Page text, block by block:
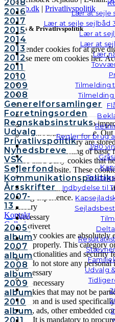
Lær at sejle
Lær at sejle sejlbåd
Lær at
Lær at
Lær
Tilmelding
Regler for brug
J/80
Indbydelse til
Udvalg
2018
2016
2017
2015
2014
2013
2012
2011
2010
2009
2008
Generelforsamlinger
Forretningsorden
Regnskabsinstruks
Udvalg
Privatlivspolitik
Nyhedsbreve
VSK
Sejlerfond
Kommunikationspolitik
Årsskrifter
2007-
13
Kontakt
Galleri
Andre
fotos
2005
album
2007
album
2008
album
2009
album
2010
album
sejlklub.dk | Privatlivspolitik
Cookies & Privatlivspolitik
Vi anvender cookies for at give
kan læse mere om cookies her.
Luk
Privacy Overview
This website uses cookies to
navigate through the website.
categorized as necessary are
essential for the working of basic
also use third-party cookies that
you use this website. These
only with your consent. You also
cookies. But opting out of some
browsing experience.
Necessary
Necessary
Altid aktiveret
Necessary cookies are absolutely
function properly. This category
basic functionalities and security
cookies do not store any personal
Non-necessary
Non-necessary
Any cookies that may not be
to function and is used
analytics, ads, other embedded
cookies. It is mandatory to